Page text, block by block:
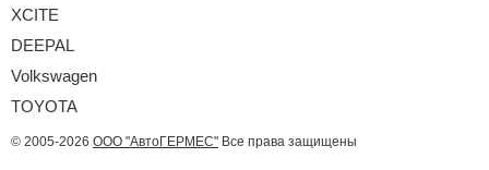
XCITE
DEEPAL
Volkswagen
TOYOTA
© 2005-2026 ООО "АвтоГЕРМЕС" Все права защищены